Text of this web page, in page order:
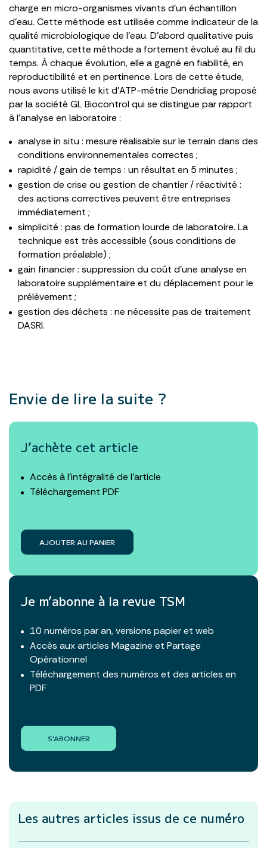
charge en micro-organismes vivants d’un échantillon
d’eau. Cette méthode est utilisée comme indicateur de la
qualité microbiologique de l’eau. D’abord qualitative puis
quantitative, cette méthode a fortement évolué au fil du
temps. À chaque évolution, elle a gagné en fiabilité, en
reproductibilité et en pertinence. Lors de cette étude,
nous avons utilisé le kit d’ATP-métrie Dendridiag proposé
par la société GL Biocontrol qui se distingue par rapport
à l’analyse en laboratoire :
analyse in situ : mesure réalisable sur le terrain dans des
conditions environnementales correctes ;
rapidité / gain de temps : un résultat en 5 minutes ;
gestion de crise ou gestion de chantier / réactivité :
des actions correctives peuvent être entreprises
immédiatement ;
simplicité : pas de formation lourde de laboratoire. La
technique est très accessible (sous conditions de
formation préalable) ;
gain financier : suppression du coût d’une analyse en
laboratoire supplémentaire et du déplacement pour le
prélèvement ;
gestion des déchets : ne nécessite pas de traitement
DASRI.
Envie de lire la suite ?
J’achète cet article
Accès à l’intégralité de l’article
Téléchargement PDF
AJOUTER AU PANIER
Je m’abonne à la revue TSM
10 numéros par an, versions papier et web
Accès aux articles Magazine et Partage
Opérationnel
Téléchargement des numéros et des articles en
PDF
S'ABONNER
Les autres articles issus de ce numéro